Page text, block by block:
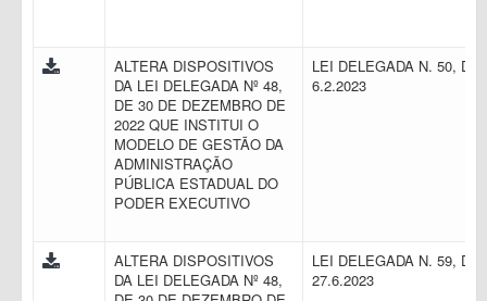
ALTERA DISPOSITIVOS
DA LEI DELEGADA Nº 48,
DE 30 DE DEZEMBRO DE
2022 QUE INSTITUI O
MODELO DE GESTÃO DA
ADMINISTRAÇÃO
PÚBLICA ESTADUAL DO
PODER EXECUTIVO
LEI DELEGADA N. 50, DE
6.2.2023
ALTERA DISPOSITIVOS
DA LEI DELEGADA Nº 48,
LEI DELEGADA N. 59, DE
27.6.2023